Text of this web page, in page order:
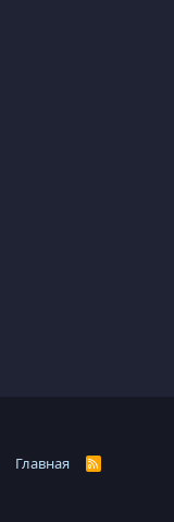
Главная
R